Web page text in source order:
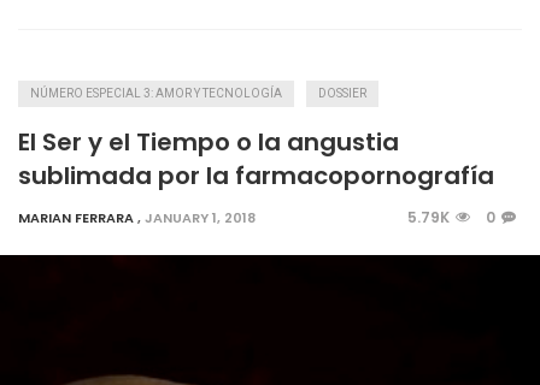
NÚMERO ESPECIAL 3: AMOR Y TECNOLOGÍA DOSSIER
El Ser y el Tiempo o la angustia
sublimada por la farmacopornografía
MARIAN FERRARA,JANUARY 1, 2018 5.79K 0